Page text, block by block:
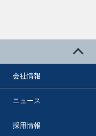
会社情報
ニュース
採用情報